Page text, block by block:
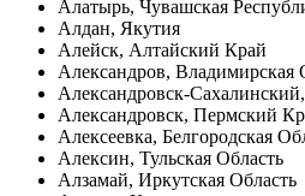
Алатырь, Чувашская
Алдан, Якутия
Алейск, Алтайский Край
Александров, Владимирская
Александровск-
Александровск, Пермский
Алексеевка, Белгородская
Алексин, Тульская Область
Алзамай, Иркутская Область